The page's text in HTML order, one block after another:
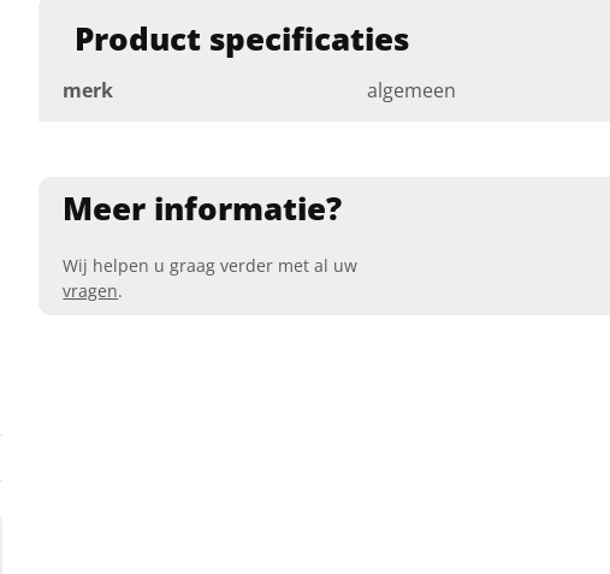
Product specificaties
merk algemeen
Meer informatie?
Wij helpen u graag verder met al uw
vragen.